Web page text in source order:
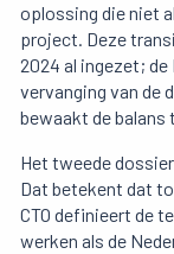
oplossing die niet
project. Deze
2024 al ingezet;
vervanging van de
bewaakt de balans
Het tweede
Dat betekent dat
CTO definieert de
werken als de